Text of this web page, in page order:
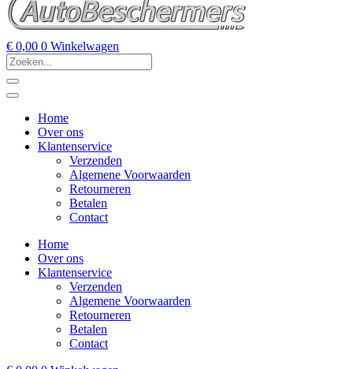
€ 0,00 0 Winkelwagen
Home
Over ons
Klantenservice
Verzenden
Algemene Voorwaarden
Retourneren
Betalen
Contact
Home
Over ons
Klantenservice
Verzenden
Algemene Voorwaarden
Retourneren
Betalen
Contact